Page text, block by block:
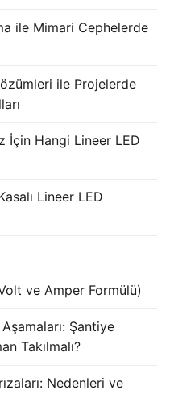
Çubuk LED
Profilleri
Driver
ile Mimari Cephelerde
ile Projelerde
İçin Hangi Lineer LED
Lineer LED
ve Amper Formülü)
Şantiye
Takılmalı?
Nedenleri ve